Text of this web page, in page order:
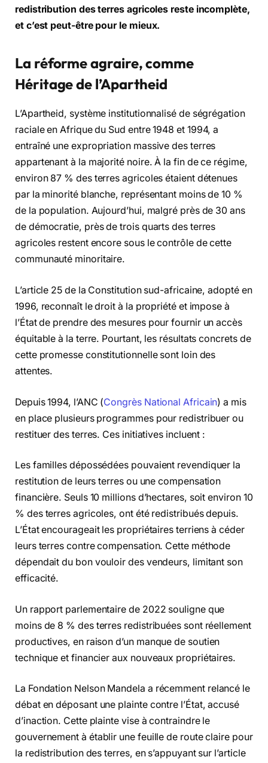
redistribution des terres agricoles reste incomplète,
et c’est peut-être pour le mieux.
La réforme agraire, comme
Héritage de l’Apartheid
L’Apartheid, système institutionnalisé de ségrégation
raciale en Afrique du Sud entre 1948 et 1994, a
entraîné une expropriation massive des terres
appartenant à la majorité noire. À la fin de ce régime,
environ 87 % des terres agricoles étaient détenues
par la minorité blanche, représentant moins de 10 %
de la population. Aujourd’hui, malgré près de 30 ans
de démocratie, près de trois quarts des terres
agricoles restent encore sous le contrôle de cette
communauté minoritaire.
L’article 25 de la Constitution sud-africaine, adopté en
1996, reconnaît le droit à la propriété et impose à
l’État de prendre des mesures pour fournir un accès
équitable à la terre. Pourtant, les résultats concrets de
cette promesse constitutionnelle sont loin des
attentes.
Depuis 1994, l’ANC (Congrès National Africain) a mis
en place plusieurs programmes pour redistribuer ou
restituer des terres. Ces initiatives incluent :
Les familles dépossédées pouvaient revendiquer la
restitution de leurs terres ou une compensation
financière. Seuls 10 millions d’hectares, soit environ 10
% des terres agricoles, ont été redistribués depuis.
L’État encourageait les propriétaires terriens à céder
leurs terres contre compensation. Cette méthode
dépendait du bon vouloir des vendeurs, limitant son
efficacité.
Un rapport parlementaire de 2022 souligne que
moins de 8 % des terres redistribuées sont réellement
productives, en raison d’un manque de soutien
technique et financier aux nouveaux propriétaires.
La Fondation Nelson Mandela a récemment relancé le
débat en déposant une plainte contre l’État, accusé
d’inaction. Cette plainte vise à contraindre le
gouvernement à établir une feuille de route claire pour
la redistribution des terres, en s’appuyant sur l’article